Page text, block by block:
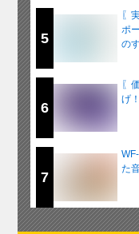
5
〖
ポ
の
6
〖
げ
7
た